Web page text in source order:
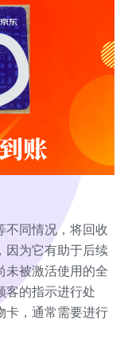
不同情况，将回收
因为它有助于后续
未被激活使用的全
客的指示进行处
卡，通常需要进行